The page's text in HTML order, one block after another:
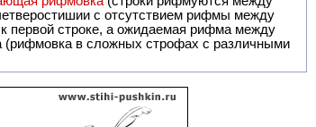
с отсутствием рифмы между
первой строке, а ожидаемая рифма между